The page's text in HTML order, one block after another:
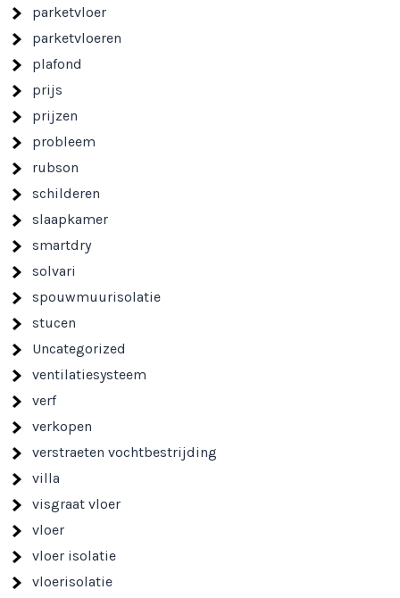
parketvloer
parketvloeren
plafond
prijs
prijzen
probleem
rubson
schilderen
slaapkamer
smartdry
solvari
spouwmuurisolatie
stucen
Uncategorized
ventilatiesysteem
verf
verkopen
verstraeten vochtbestrijding
villa
visgraat vloer
vloer
vloer isolatie
vloerisolatie